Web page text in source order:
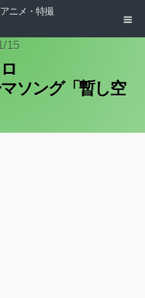
ニメ・特撮
15
マソング「暫し空